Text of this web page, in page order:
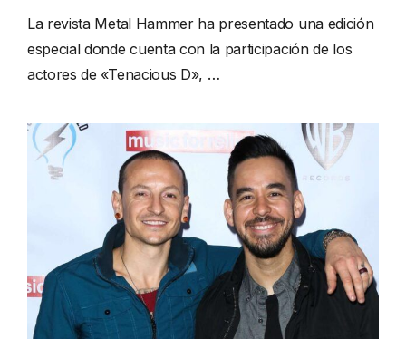
La revista Metal Hammer ha presentado una edición
especial donde cuenta con la participación de los
actores de «Tenacious D», …